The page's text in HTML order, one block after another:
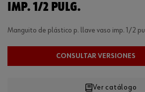
IMP. 1/2 PULG.
Manguito de plástico p. llave vaso imp. 1/2
CONSULTAR VERSIONES
Ver catálogo